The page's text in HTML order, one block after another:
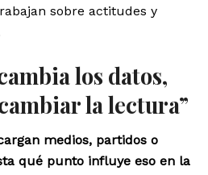
sobre actitudes y
los datos,
la lectura”
medios, partidos o
qué punto influye eso en la